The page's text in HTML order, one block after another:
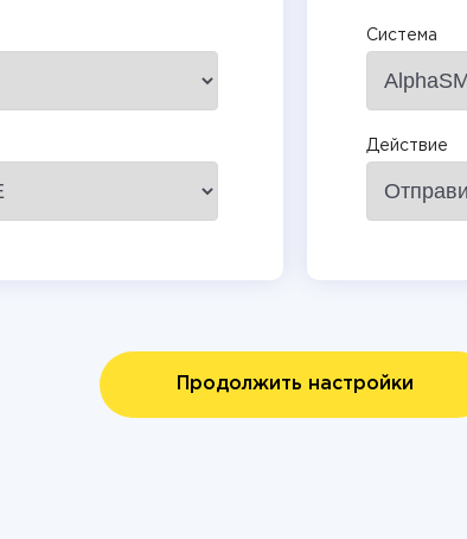
Система
Действие
Продолжить настройки